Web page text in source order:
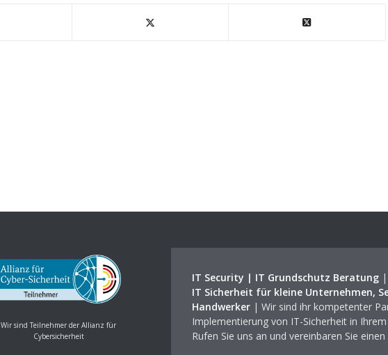
Wir sind Teilnehmer der Allianz für
Cybersicherheit
IT Security | IT Grundschutz Beratung|
IT Sicherheit für kleine Unternehmen,
Handwerker| Wir sind ihr kompetenter
Implementierung von IT-Sicherheit in
Rufen Sie uns an und vereinbaren Sie